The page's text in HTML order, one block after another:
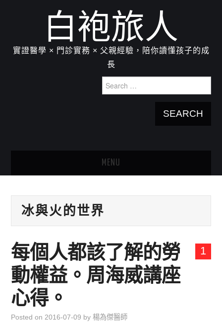
白袍旅人
實證醫學 × 門診實務 × 父親經驗，陪你讀懂孩子的成
長
for:
MENU
關於我：楊為傑醫師
育兒知識集
環遊世界行
直上雲霄去
冰與火的世界
1
每個人都該了解的勞
動權益。周海威講座
心得。
Posted on 2016-07-09 by楊為傑醫師